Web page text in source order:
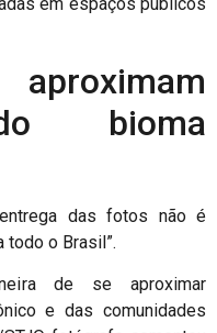
bioma
das fotos não é
todo o Brasil”.
de se aproximar
e das comunidades